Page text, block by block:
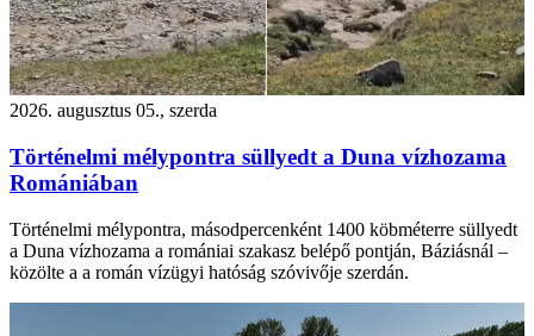
2026. augusztus 05., szerda
Történelmi mélypontra süllyedt a Duna vízhozama
Romániában
Történelmi mélypontra, másodpercenként 1400 köbméterre süllyedt
a Duna vízhozama a romániai szakasz belépő pontján, Báziásnál –
közölte a a román vízügyi hatóság szóvivője szerdán.